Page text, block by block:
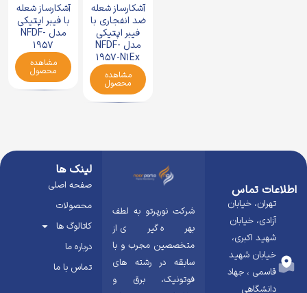
آشکارساز شعله
ضد انفجاری با
فیبر اپتیکی
مدل NFDF-
1957-N1Ex
مشاهده
محصول
آشکارساز شعله
با فیبر اپتیکی
مدل NFDF-
1957
مشاهده
محصول
اطلاعات تماس
تهران، خیابان
آزادی، خیابان
شهید اکبری،
خیابان شهید
قاسمی ، جهاد
دانشگاهی
شرکت نورپرتو به لطف
بهره گیری از
متخصصین مجرب و با
سابقه در رشته های
فوتونیک، برق و
لینک ها
صفحه اصلی
محصولات
کاتالوگ ها
درباره ما
تماس با ما